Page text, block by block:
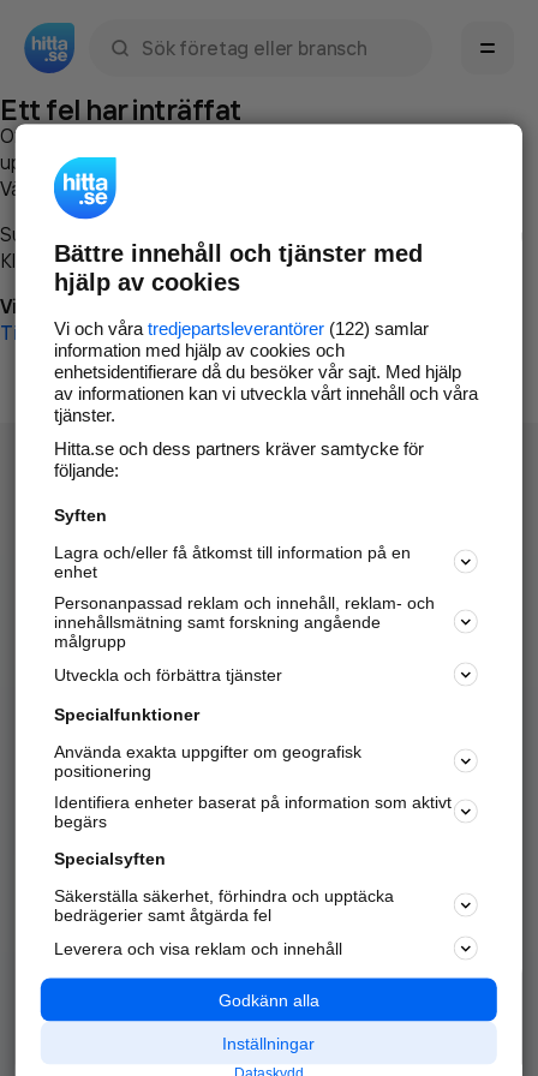
Ett fel har inträffat
Om du vill kan du
uppstod så att vi lättare och snabbare kan avhjälpa det.
Vänligen försök med följande:
Surfa till
Klicka påTillbaka-knappen i webbläsaren och försök igen
Vi beklagar besväret!
Till startsidan
Hitta.se - Gratis nummerupplysning.
Sök företag, personer och platser.
Hitta telefonnummer, adresser, företagsinfo mm.
Marknadsför företaget
Kom igång och annonsera mot
samarbetspartners nära dig.
Alla kategorier
Populära sökningar
API & Kartor
Annonsera
Integritet
Nödnummer
Bättre innehåll och tjänster med
hjälp av cookies
Vi och våra tredjepartsleverantörer(122) samlar
information med hjälp av cookies och
enhetsidentifierare då du besöker vår sajt. Med hjälp
av informationen kan vi utveckla vårt innehåll och våra
tjänster.
Hitta.se och dess partners kräver samtycke för
följande:
Syften
Lagra och/eller få åtkomst till information på en
enhet
Personanpassad reklam och innehåll, reklam- och
innehållsmätning samt forskning angående
målgrupp
Utveckla och förbättra tjänster
Specialfunktioner
Använda exakta uppgifter om geografisk
positionering
Identifiera enheter baserat på information som aktivt
begärs
Specialsyften
Säkerställa säkerhet, förhindra och upptäcka
bedrägerier samt åtgärda fel
Leverera och visa reklam och innehåll
Godkänn alla
Inställningar
Dataskydd